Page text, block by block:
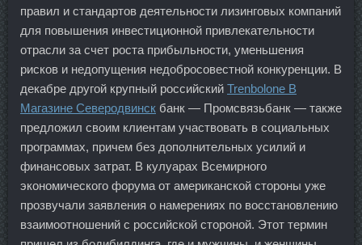
правил и стандартов деятельности лизинговых компаний
для повышения инвестиционной привлекательности
отрасли за счет роста прибыльности, уменьшения
рисков и недопущения недобросовестной конкуренции. В
декабре другой крупный российский Trenbolone В
Магазине Северодвинск банк — Промсвязьбанк — также
предложил своим клиентам участвовать в социальных
программах, причем без дополнительных усилий и
финансовых затрат. В кулуарах Всемирного
экономического форума от американской стороны уже
прозвучали заявления о намерениях по восстановлению
взаимоотношений с российской стороной. Этот термин